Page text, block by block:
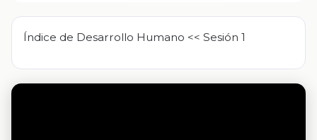
Índice de Desarrollo Humano << Sesión 1